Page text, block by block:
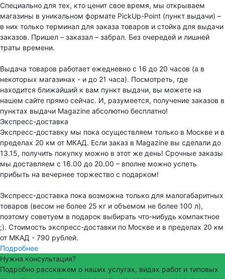
Специально для тех, кто ценит свое время, мы открываем
магазины в уникальном формате PickUp-Point (пункт выдачи) –
в них только терминал для заказа товаров и стойка для выдачи
заказов. Пришел – заказал – забрал. Без очередей и лишней
траты времени.
Выдача товаров работает ежедневно с 16 до 20 часов (а в
некоторых магазинах - и до 21 часа). Посмотреть, где
находится ближайший к вам пункт выдачи, вы можете на
нашем сайте прямо сейчас. И, разумеется, получение заказов в
пунктах выдачи Magazine абсолютно бесплатно!
Экспресс-доставка
Экспресс-доставку мы пока осуществляем только в Москве и в
пределах 20 км от МКАД. Если заказ в Magazine вы сделали до
13.15, получить покупку можно в этот же день! Срочные заказы
мы доставляем с 16.00 до 20.00 – вполне можно успеть
прибыть на вечернее торжество с подарком!
Экспресс-доставка пока возможна только для малогабаритных
товаров (весом не более 25 кг и объемом не более 100 л),
поэтому советуем в подарок выбирать что-нибудь компактное
;). Стоимость экспресс-доставки по Москве и в пределах 20 км
от МКАД - 790 рублей.
Подробнее
Нужна консультация?
Подробно расскажем о наших услугах, видах работ и типовых